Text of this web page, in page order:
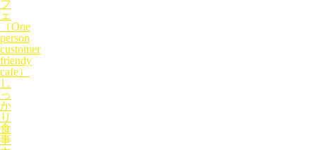
フ
ェ
（One
person
customer
friendy
cafe）
し
っ
か
り
食
事